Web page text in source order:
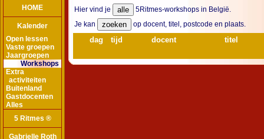
HOME
Kalender
Open lessen
Vaste groepen
Jaargroepen
Workshops
Extra
activiteiten
Buitenland
Gastdocenten
Alles
5 Ritmes ®
Gabrielle Roth
Hier vind je
5Ritmes-workshops in België.
Je kan
op docent, titel, postcode en plaats.
dag tijd docent titel